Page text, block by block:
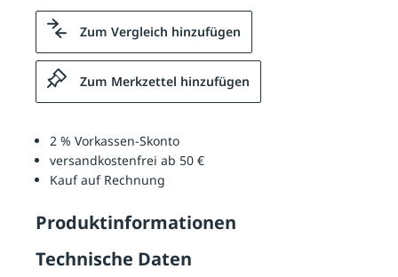
Zum Vergleich hinzufügen
Zum Merkzettel hinzufügen
2 % Vorkassen-Skonto
versandkostenfrei ab 50 €
Kauf auf Rechnung
Produktinformationen
Technische Daten